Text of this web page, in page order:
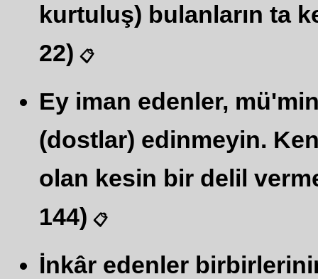
kurtuluş) bulanların ta
22) 📋
Ey iman edenler,
(dostlar) edinmeyin.
olan kesin bir delil
144) 📋
İnkâr edenler